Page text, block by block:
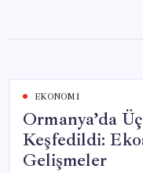
content
EKONOMI
Ormanya’da
Keşfedildi:
Gelişmeler